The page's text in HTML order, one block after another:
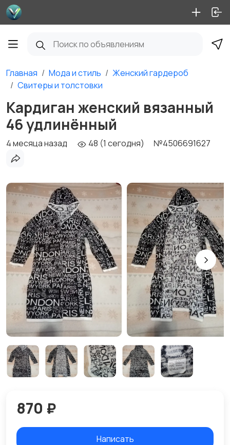
Главная Мода и стиль
Женский гардероб
Свитеры и толстовки
Кардиган женский вязанный
46 удлинённый
4 месяца назад 48 (1 сегодня) №4506691627
870 ₽
Написать